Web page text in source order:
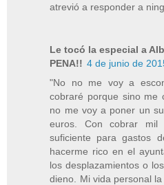
atrevió a responder a
Le tocó la especial a
PENA!! 4 de junio de
"No no me voy a
cobraré porque sino me
no me voy a poner un
euros. Con cobrar
suficiente para gastos
hacerme rico en el
los desplazamientos o
dieno. Mi vida personal